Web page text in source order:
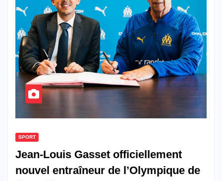
SPORT
Jean-Louis Gasset officiellement
nouvel entraîneur de l’Olympique de